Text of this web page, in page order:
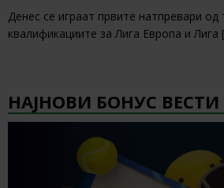
Денес се играат првите натпревари
квалификациите за Лига Европа и Лига
НАЈНОВИ БОНУС ВЕСТИ